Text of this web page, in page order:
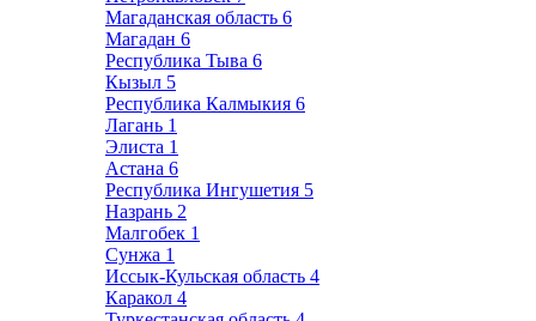
Магаданская область 6
Магадан 6
Республика Тыва 6
Кызыл 5
Республика Калмыкия 6
Лагань 1
Элиста 1
Астана 6
Республика Ингушетия 5
Назрань 2
Малгобек 1
Сунжа 1
Иссык-Кульская область 4
Каракол 4